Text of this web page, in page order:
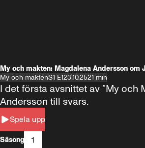
My och makten: Magdalena Andersson om
My och maktenS1 E123.10.2521 min
Spela upp
I det första avsnittet av ”My
Andersson till svars.
Säsong 1